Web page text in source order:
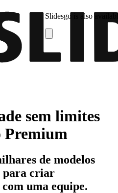
Slidesgo is also
sem limites
Premium
de modelos
para criar
uma equipe.